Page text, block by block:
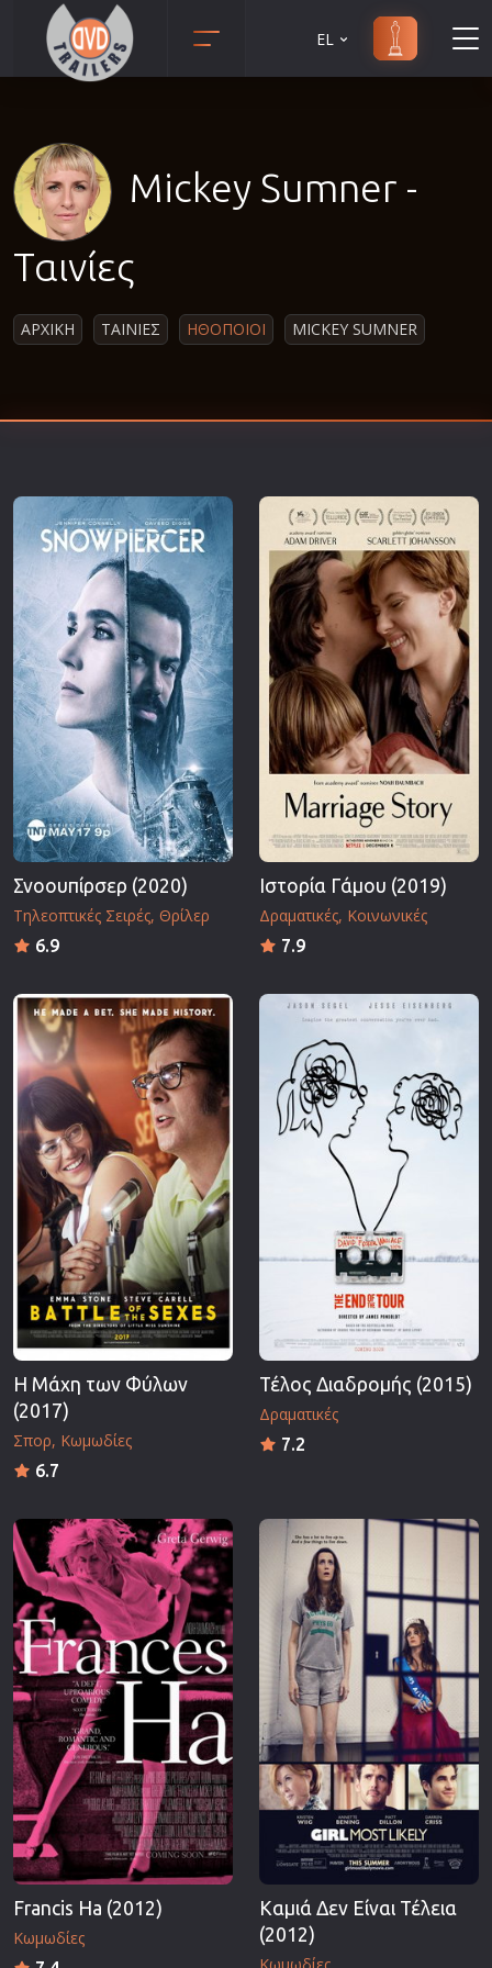
Αισθησιακές
Γουέστερν
Επιστημονικής Φαντασίας
Ερωτικές
Ευρωπαικός Κινηματογράφος
Θρησκευτικές
Θρίλερ
Ιστορικές
Καταστροφής
Κλασσικές
EL
Mickey Sumner -
Ταινίες
ΑΡΧΙΚΗ ΤΑΙΝΙΕΣ ΗΘΟΠΟΙΟΙ MICKEY SUMNER
Σνοουπίρσερ (2020)
Τηλεοπτικές Σειρές Θρίλερ
6.9
Ιστορία Γάμου (2019)
Δραματικές Κοινωνικές
7.9
Η Μάχη των Φύλων
(2017)
Σπορ Κωμωδίες
6.7
Τέλος Διαδρομής (2015)
Δραματικές
7.2
Francis Ha (2012)
Κωμωδίες
Καμιά Δεν Είναι Τέλεια
(2012)